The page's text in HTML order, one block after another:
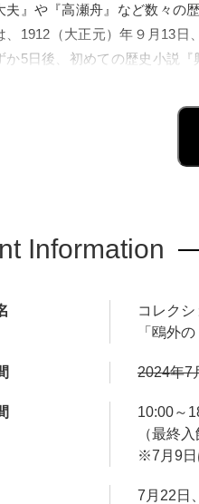
夫』や『高瀬舟』など数々の
、1912（大正元）年９月13日
か5日後、初めての歴史小説
筆した江戸時代の物語を、現
Information
コレクシ
「鴎外
2024年7
10:00～
（最終
※7月9日
7月22日